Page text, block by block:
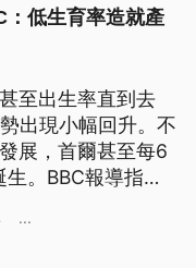
低生育率造就產
至出生率直到去
出現小幅回升。不
展，首爾甚至每6
。BBC報導指
終於有能力養育孩
...